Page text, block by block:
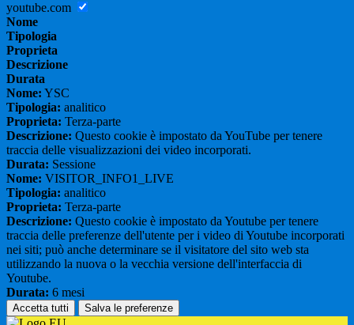
youtube.com
Nome
Tipologia
Proprieta
Descrizione
Durata
Nome: YSC
Tipologia: analitico
Proprieta: Terza-parte
Descrizione: Questo cookie è impostato da YouTube per tenere
traccia delle visualizzazioni dei video incorporati.
Durata: Sessione
Nome: VISITOR_INFO1_LIVE
Tipologia: analitico
Proprieta: Terza-parte
Descrizione: Questo cookie è impostato da Youtube per tenere
traccia delle preferenze dell'utente per i video di Youtube incorporati
nei siti; può anche determinare se il visitatore del sito web sta
utilizzando la nuova o la vecchia versione dell'interfaccia di
Youtube.
Durata: 6 mesi
Accetta tutti Salva le preferenze